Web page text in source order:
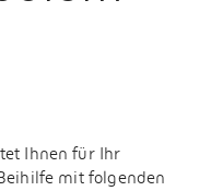
Ihnen für Ihr
mit folgenden